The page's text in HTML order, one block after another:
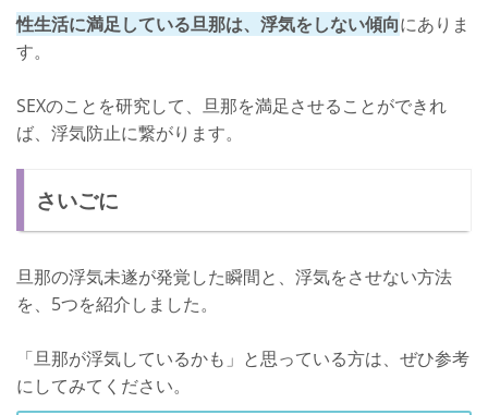
性生活に満足している旦那は、浮気をしない傾向にありま
す。
SEXのことを研究して、旦那を満足させることができれ
ば、浮気防止に繋がります。
さいごに
旦那の浮気未遂が発覚した瞬間と、浮気をさせない方法
を、5つを紹介しました。
「旦那が浮気しているかも」と思っている方は、ぜひ参考
にしてみてください。